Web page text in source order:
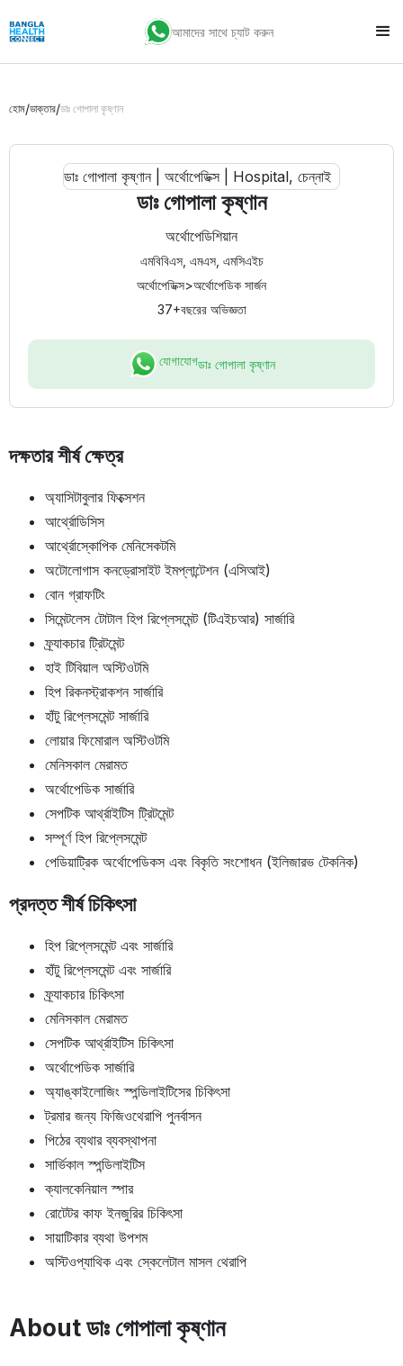
আমাদের সাথে চ্যাট করুন
হোম/ডাক্তার/ডাঃ গোপালা কৃষ্ণান
ডাঃ গোপালা কৃষ্ণান
অর্থোপেডিশিয়ান
এমবিবিএস, এমএস, এমসিএইচ
অর্থোপেডিক্স>অর্থোপেডিক সার্জন
37+বছরের অভিজ্ঞতা
যোগাযোগডাঃ গোপালা কৃষ্ণান
দক্ষতার শীর্ষ ক্ষেত্র
অ্যাসিটাবুলার ফিক্সেশন
আর্থ্রোডিসিস
আর্থ্রোস্কোপিক মেনিসেকটমি
অটোলোগাস কনড্রোসাইট ইমপ্লান্টেশন (এসিআই)
বোন গ্রাফটিং
সিমেন্টলেস টোটাল হিপ রিপ্লেসমেন্ট (টিএইচআর) সার্জারি
ফ্র্যাকচার ট্রিটমেন্ট
হাই টিবিয়াল অস্টিওটমি
হিপ রিকনস্ট্রাকশন সার্জারি
হাঁটু রিপ্লেসমেন্ট সার্জারি
লোয়ার ফিমোরাল অস্টিওটমি
মেনিসকাল মেরামত
অর্থোপেডিক সার্জারি
সেপটিক আর্থ্রাইটিস ট্রিটমেন্ট
সম্পূর্ণ হিপ রিপ্লেসমেন্ট
পেডিয়াট্রিক অর্থোপেডিকস এবং বিকৃতি সংশোধন (ইলিজারভ টেকনিক)
প্রদত্ত শীর্ষ চিকিৎসা
হিপ রিপ্লেসমেন্ট এবং সার্জারি
হাঁটু রিপ্লেসমেন্ট এবং সার্জারি
ফ্র্যাকচার চিকিৎসা
মেনিসকাল মেরামত
সেপটিক আর্থ্রাইটিস চিকিৎসা
অর্থোপেডিক সার্জারি
অ্যাঙ্কাইলোজিং স্পন্ডিলাইটিসের চিকিৎসা
ট্রমার জন্য ফিজিওথেরাপি পুনর্বাসন
পিঠের ব্যথার ব্যবস্থাপনা
সার্ভিকাল স্পন্ডিলাইটিস
ক্যালকেনিয়াল স্পার
রোটেটর কাফ ইনজুরির চিকিৎসা
সায়াটিকার ব্যথা উপশম
অস্টিওপ্যাথিক এবং স্কেলেটাল মাসল থেরাপি
About ডাঃ গোপালা কৃষ্ণান